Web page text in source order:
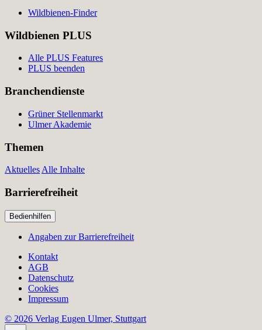
Wildbienen-Finder
Wildbienen PLUS
Alle PLUS Features
PLUS beenden
Branchendienste
Grüner Stellenmarkt
Ulmer Akademie
Themen
Aktuelles Alle Inhalte
Barrierefreiheit
Bedienhilfen
Angaben zur Barrierefreiheit
Kontakt
AGB
Datenschutz
Cookies
Impressum
© 2026 Verlag Eugen Ulmer, Stuttgart